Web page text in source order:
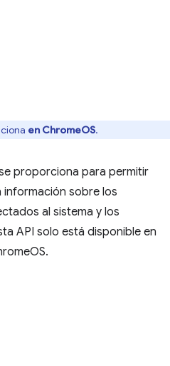
en ChromeOS.
proporciona para permitir
sobre los
al sistema y los
API solo está disponible en